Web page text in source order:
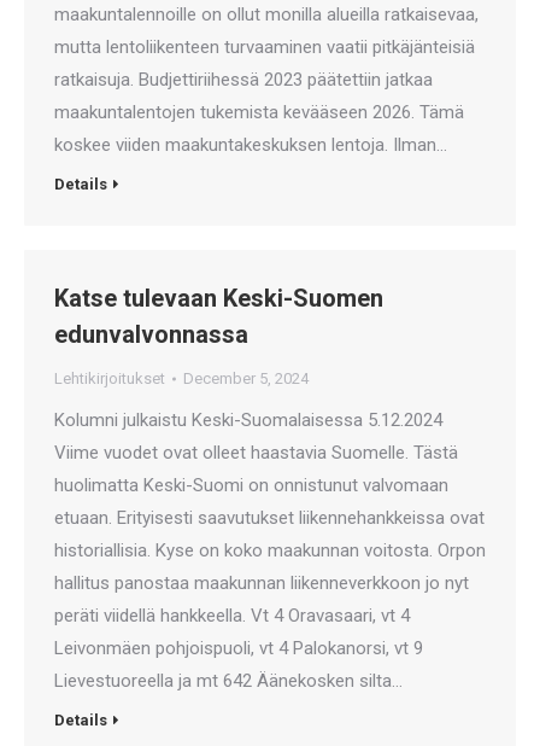
maakuntalennoille on ollut monilla alueilla ratkaisevaa,
mutta lentoliikenteen turvaaminen vaatii pitkäjänteisiä
ratkaisuja. Budjettiriihessä 2023 päätettiin jatkaa
maakuntalentojen tukemista kevääseen 2026. Tämä
koskee viiden maakuntakeskuksen lentoja. Ilman…
Details
Katse tulevaan Keski-Suomen
edunvalvonnassa
Lehtikirjoitukset December 5, 2024
Kolumni julkaistu Keski-Suomalaisessa 5.12.2024
Viime vuodet ovat olleet haastavia Suomelle. Tästä
huolimatta Keski-Suomi on onnistunut valvomaan
etuaan. Erityisesti saavutukset liikennehankkeissa ovat
historiallisia. Kyse on koko maakunnan voitosta. Orpon
hallitus panostaa maakunnan liikenneverkkoon jo nyt
peräti viidellä hankkeella. Vt 4 Oravasaari, vt 4
Leivonmäen pohjoispuoli, vt 4 Palokanorsi, vt 9
Lievestuoreella ja mt 642 Äänekosken silta…
Details